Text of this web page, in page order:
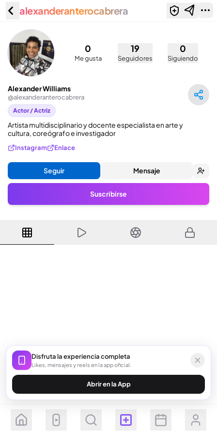
Alexander Williams
(@alexanderanterocabrera)
alexanderanterocabrera
0
Me gusta
19
Seguidores
0
Siguiendo
Alexander Williams
@alexanderanterocabrera
Actor / Actriz
Artista multidisciplinario y docente especialista en arte y
cultura, coreógrafo e investigador
Instagram Enlace
Seguir Mensaje
Suscribirse
Seguir Suscribirse
Disfruta la experiencia completa
Likes, mensajes y reels en la app oficial.
Abrir en la App